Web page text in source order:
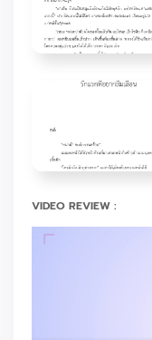
VIDEO REVIEW :